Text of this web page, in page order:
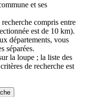
et ses
compris entre
est de 10 km).
départements, vous
séparées.
la loupe ; la liste des
de recherche est